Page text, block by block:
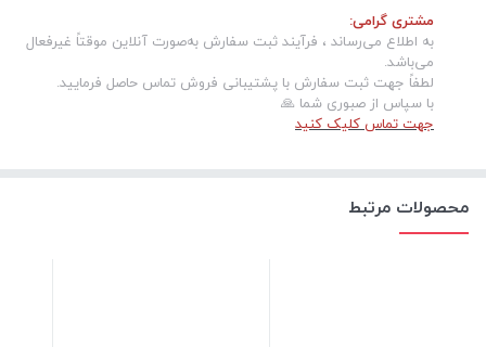
مشتری گرامی:
به اطلاع می‌رساند ، فرآیند ثبت سفارش به‌صورت آنلاین موقتاً غیرفعال
می‌باشد.
لطفاً جهت ثبت سفارش با پشتیبانی فروش تماس حاصل فرمایید.
با سپاس از صبوری شما 🙏
جهت تماس کلیک کنید
محصولات مرتبط